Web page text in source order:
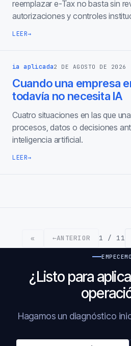
reemplazar e-Tax no basta sin
autorizaciones y controles
LEER→
ia aplicada2 DE AGOSTO DE 2026
Cuando una empresa
todavía no necesita IA
Cuatro situaciones en las que
procesos, datos o decisiones
inteligencia artificial.
LEER→
« ←ANTERIOR 1 / 11
¿Listo para
Hagamos un diagnóstico